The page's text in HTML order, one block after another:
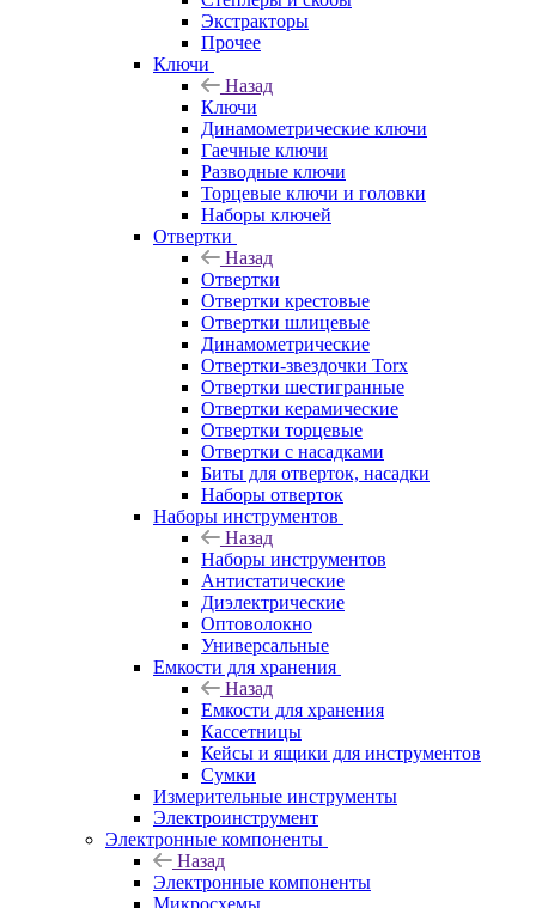
Экстракторы
Прочее
Ключи
Назад
Ключи
Динамометрические ключи
Гаечные ключи
Разводные ключи
Торцевые ключи и головки
Наборы ключей
Отвертки
Назад
Отвертки
Отвертки крестовые
Отвертки шлицевые
Динамометрические
Отвертки-звездочки Torx
Отвертки шестигранные
Отвертки керамические
Отвертки торцевые
Отвертки с насадками
Биты для отверток, насадки
Наборы отверток
Наборы инструментов
Назад
Наборы инструментов
Антистатические
Диэлектрические
Оптоволокно
Универсальные
Емкости для хранения
Назад
Емкости для хранения
Кассетницы
Кейсы и ящики для инструментов
Сумки
Измерительные инструменты
Электроинструмент
Электронные компоненты
Назад
Электронные компоненты
Микросхемы